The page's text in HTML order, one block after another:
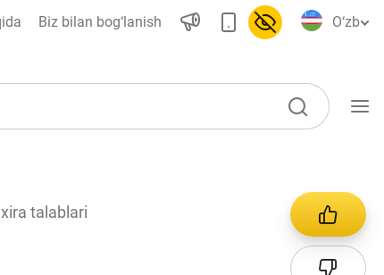
Biz bilan bog‘lanish O‘zb
Interaktiv xizmatlar
talablari